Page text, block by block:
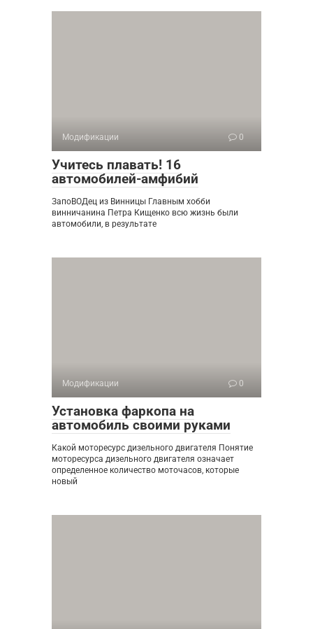
Модификации 0
Учитесь плавать! 16
автомобилей-амфибий
ЗапоВОДец из Винницы Главным хобби
винничанина Петра Кищенко всю жизнь были
автомобили, в результате
Модификации 0
Установка фаркопа на
автомобиль своими руками
Какой моторесурс дизельного двигателя Понятие
моторесурса дизельного двигателя означает
определенное количество моточасов, которые
новый